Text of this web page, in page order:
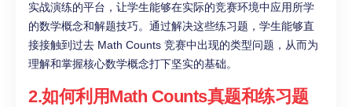
实战演练的平台，让学生能够在实际的竞赛环境中应用所学
的数学概念和解题技巧。通过解决这些练习题，学生能够直
接接触到过去 Math Counts 竞赛中出现的类型问题，从而为
理解和掌握核心数学概念打下坚实的基础。
2.如何利用Math Counts真题和练习题